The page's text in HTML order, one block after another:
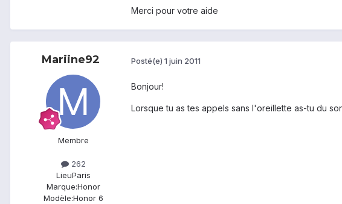
Merci pour votre aide
Mariine92
Membre
262
LieuParis
Marque:Honor
Modèle:Honor 6
Posté(e) 1 juin 2011
Bonjour!
Lorsque tu as tes appels sans l'oreillette as-tu du